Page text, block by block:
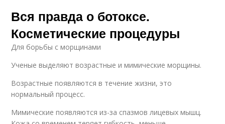
Вся правда о ботоксе.
Косметические процедуры
Для борьбы с морщинами
Ученые выделяют возрастные и мимические морщины.
Возрастные появляются в течение жизни, это
нормальный процесс.
Мимические появляются из-за спазмов лицевых мышц.